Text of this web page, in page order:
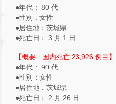
●年代： 80 代
●性別：女性
●居住地：茨城県
●死亡日： 3 月 1 日
【概要・国内死亡 23,926 例目】
●年代： 90 代
●性別：女性
●居住地：茨城県
●死亡日： 2 月 26 日